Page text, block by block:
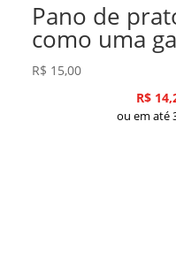
Pano de
como uma
R$ 15,00
R$
ou em até